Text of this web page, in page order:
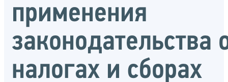
применения
законодательства
налогах и сборах